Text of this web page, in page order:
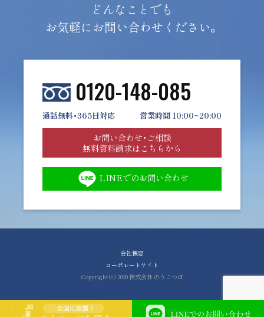
どんなことでも
お気軽にお問い合わせください。
0120-148-085
通話無料・365日対応 営業時間 10:00~20:00
お問い合わせ・ご相談
無料資料請求はこちらから
LINEでのお問い合わせ
会社概要
コーポレートサイト
Copyright(c) 2020 株式会社 のうこつぼ